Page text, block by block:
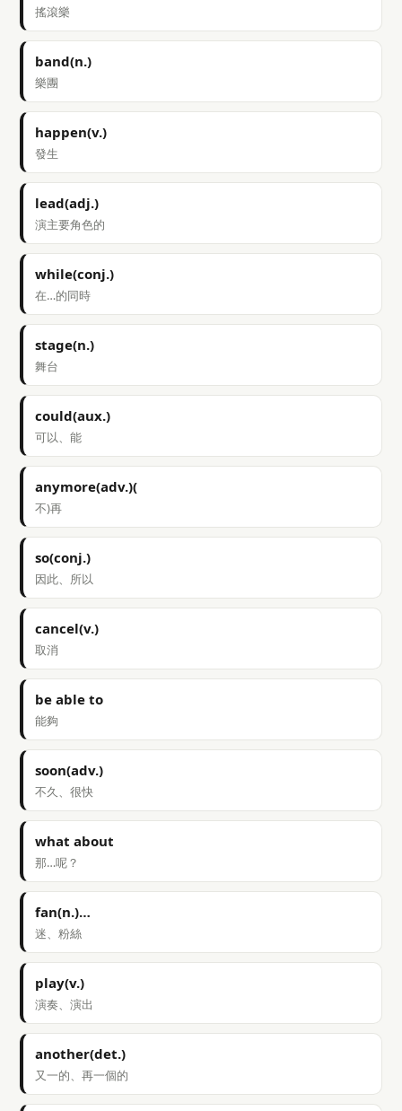
搖滾樂
band(n.)
樂團
happen(v.)
發生
lead(adj.)
演主要角色的
while(conj.)
在…的同時
stage(n.)
舞台
could(aux.)
可以、能
anymore(adv.)(
不)再
so(conj.)
因此、所以
cancel(v.)
取消
be able to
能夠
soon(adv.)
不久、很快
what about
那…呢？
fan(n.)…
迷、粉絲
play(v.)
演奏、演出
another(det.)
又一的、再一個的